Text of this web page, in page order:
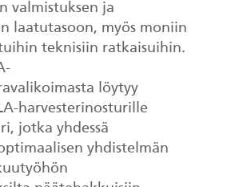
valmistuksen ja
laatutasoon, myös moniin
teknisiin ratkaisuihin.
löytyy
harvesterinosturille
jotka yhdessä
yhdistelmän